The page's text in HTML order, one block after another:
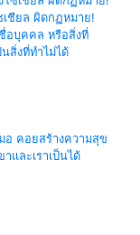
ชียล ผิดกฏหมาย!
อบุคคล หรือสิ่งที่
สิ่งที่ทำไม่ได้
คอยสร้างความสุข
และเราเป็นได้